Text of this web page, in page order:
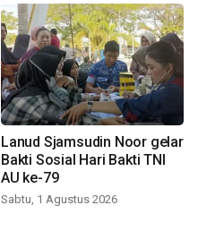
Lanud Sjamsudin Noor gelar
Bakti Sosial Hari Bakti TNI
AU ke-79
Sabtu, 1 Agustus 2026